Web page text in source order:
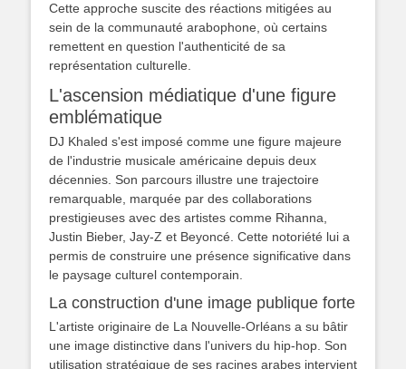
Cette approche suscite des réactions mitigées au
sein de la communauté arabophone, où certains
remettent en question l'authenticité de sa
représentation culturelle.
L'ascension médiatique d'une figure
emblématique
DJ Khaled s'est imposé comme une figure majeure
de l'industrie musicale américaine depuis deux
décennies. Son parcours illustre une trajectoire
remarquable, marquée par des collaborations
prestigieuses avec des artistes comme Rihanna,
Justin Bieber, Jay-Z et Beyoncé. Cette notoriété lui a
permis de construire une présence significative dans
le paysage culturel contemporain.
La construction d'une image publique forte
L'artiste originaire de La Nouvelle-Orléans a su bâtir
une image distinctive dans l'univers du hip-hop. Son
utilisation stratégique de ses racines arabes intervient